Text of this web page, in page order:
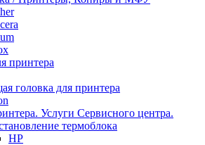
принтера
головка для принтера
Услуги Сервисного центра.
термоблока
HP